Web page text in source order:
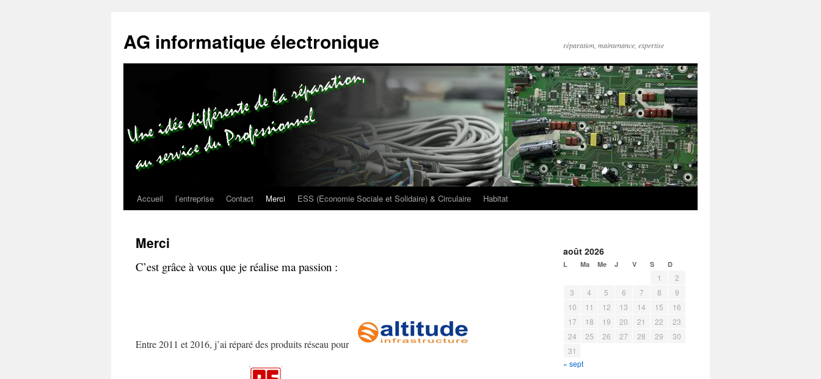
AG informatique électronique réparation, maintenance, expertise
Accueil l’entreprise Contact Merci ESS (Economie Sociale et Solidaire) & Circulaire Habitat
Merci
C’est grâce à vous que je réalise ma passion :
Entre 2011 et 2016, j’ai réparé des produits réseau pour
août 2026
L Ma Me J V S D
« sept
1
2
3
4 5 6 7 8
9
10
11 12 13 14 15
16
17
18 19 20 21 22
23
24
25 26 27 28 29
30
31